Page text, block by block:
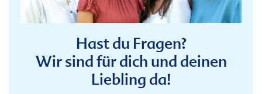
Hast du Fragen?
Wir sind für dich und deinen
Liebling da!